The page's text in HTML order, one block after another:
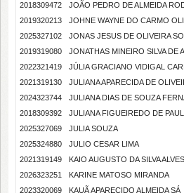
2018309472
JOÃO PEDRO DE ALMEIDA
2019320213
JOHNE WAYNE DO CARMO
2025327102
JONAS JESUS DE OLIVEIRA
2019319080
JONATHAS MINEIRO SILVA DE
2022321419
JÚLIA GRACIANO VIDIGAL
2021319130
JULIANA APARECIDA DE
2024323744
JULIANA DIAS DE SOUZA
2018309392
JULIANA FIGUEIREDO DE
2025327069
JULIA SOUZA
2025324880
JULIO CESAR LIMA
2021319149
KAIO AUGUSTO DA SILVA ALVES
2026323251
KARINE MATOSO MIRANDA
2023320069
KAUÃ APARECIDO ALMEIDA SÁ